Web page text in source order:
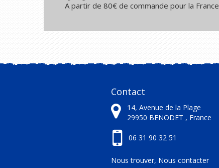
A partir de 80€ de commande pour la France
Contact
14, Avenue de la Plage
29950 BENODET , France
06 31 90 32 51
Nous trouver, Nous contacter